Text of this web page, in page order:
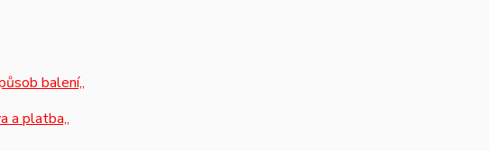
balení,,
a platba,,